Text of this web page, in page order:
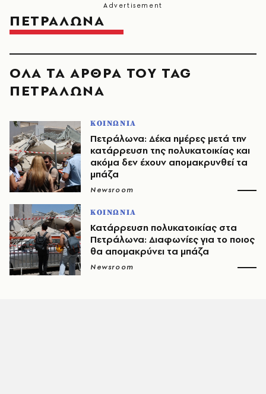
ΠΕΤΡΑΛΩΝΑ
ΟΛΑ ΤΑ ΑΡΘΡΑ ΤΟΥ TAG
ΠΕΤΡΑΛΩΝΑ
ΚΟΙΝΩΝΙΑ
Πετράλωνα: Δέκα ημέρες μετά την
κατάρρευση της πολυκατοικίας και
ακόμα δεν έχουν απομακρυνθεί τα
μπάζα
Newsroom
ΚΟΙΝΩΝΙΑ
Κατάρρευση πολυκατοικίας στα
Πετράλωνα: Διαφωνίες για το ποιος
θα απομακρύνει τα μπάζα
Newsroom